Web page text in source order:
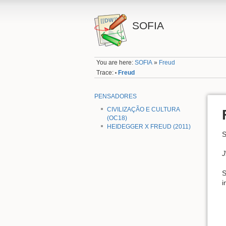
SOFIA
You are here:SOFIA » Freud
Trace: • Freud
PENSADORES
CIVILIZAÇÃO E CULTURA
(OC18)
HEIDEGGER X FREUD (2011)